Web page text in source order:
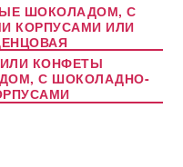
ШОКОЛАДОМ, С
КОРПУСАМИ ИЛИ
КОНФЕТЫ
С ШОКОЛАДНО-